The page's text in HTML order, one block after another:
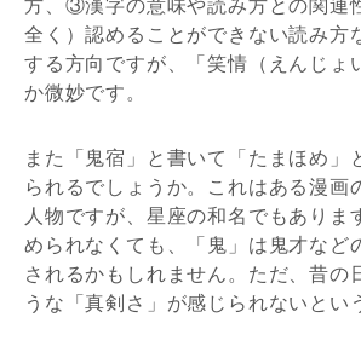
全く）認めることができない読み方
する方向ですが、「笑情（えんじょ
か微妙です。
また「鬼宿」と書いて「たまほめ」
られるでしょうか。これはある漫画
人物ですが、星座の和名でもありま
められなくても、「鬼」は鬼才など
されるかもしれません。ただ、昔の
うな「真剣さ」が感じられないとい